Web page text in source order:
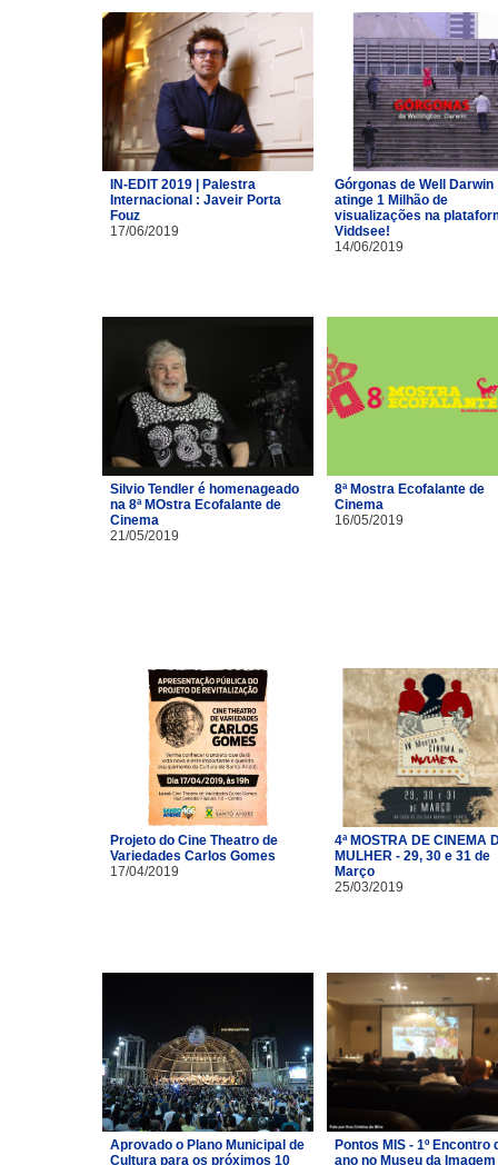
IN-EDIT 2019 | Palestra
Internacional : Javeir Porta
Fouz
17/06/2019
Górgonas de Well Darwin
atinge 1 Milhão de
visualizações na
Viddsee!
14/06/2019
Silvio Tendler é homenageado
na 8ª MOstra Ecofalante de
Cinema
21/05/2019
8ª Mostra Ecofalante de
Cinema
16/05/2019
Projeto do Cine Theatro de
Variedades Carlos Gomes
17/04/2019
4ª MOSTRA DE CINEMA
MULHER - 29, 30 e 31 de
Março
25/03/2019
Aprovado o Plano Municipal de
Cultura para os próximos 10
Pontos MIS - 1º Encontro
ano no Museu da Imagem